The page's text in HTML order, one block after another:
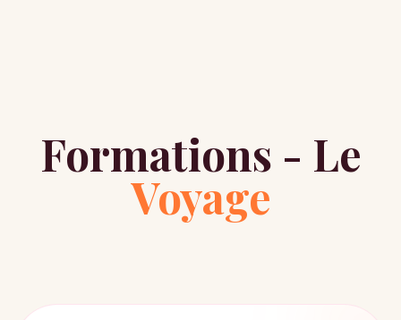
Formations - Le
Voyage